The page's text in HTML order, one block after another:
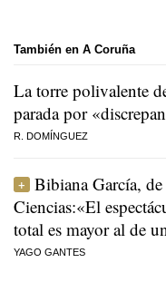
También en A Coruña
La torre polivalente
parada por
R. DOMÍNGUEZ
Bibiana García, de
Ciencias:«El
total es mayor al de
YAGO GANTES